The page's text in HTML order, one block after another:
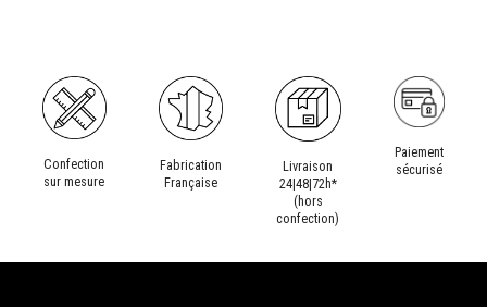
Confection
sur mesure
Fabrication
Française
Livraison
24|48|72h*
(hors
confection)
Paiement
sécurisé